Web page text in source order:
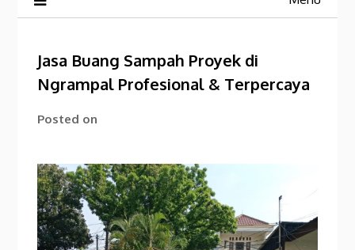
Jasa Buang Sampah Proyek di
Ngrampal Profesional & Terpercaya
Posted on